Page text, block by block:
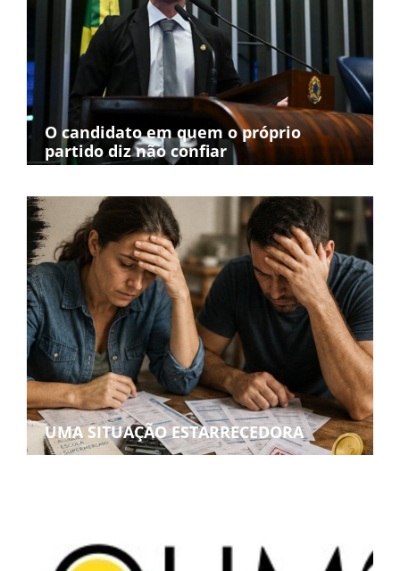
O candidato em quem o próprio
partido diz não confiar
UMA SITUAÇÃO ESTARRECEDORA